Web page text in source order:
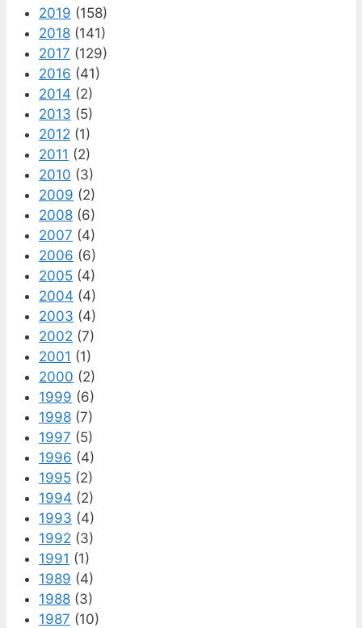
2019 (158)
2018 (141)
2017 (129)
2016 (41)
2014 (2)
2013 (5)
2012 (1)
2011 (2)
2010 (3)
2009 (2)
2008 (6)
2007 (4)
2006 (6)
2005 (4)
2004 (4)
2003 (4)
2002 (7)
2001 (1)
2000 (2)
1999 (6)
1998 (7)
1997 (5)
1996 (4)
1995 (2)
1994 (2)
1993 (4)
1992 (3)
1991 (1)
1989 (4)
1988 (3)
1987 (10)